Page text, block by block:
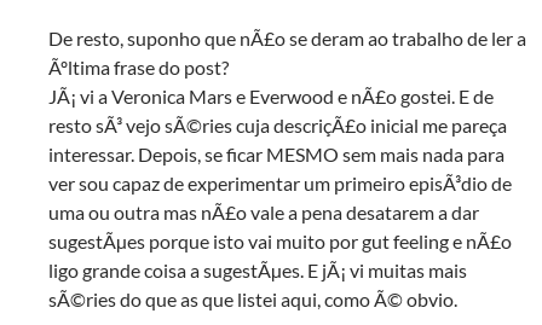
De resto, suponho que nÃ£o se deram ao trabalho de ler a
Ãºltima frase do post?
JÃ¡ vi a Veronica Mars e Everwood e nÃ£o gostei. E de
resto sÃ³ vejo sÃ©ries cuja descriçÃ£o inicial me pareça
interessar. Depois, se ficar MESMO sem mais nada para
ver sou capaz de experimentar um primeiro episÃ³dio de
uma ou outra mas nÃ£o vale a pena desatarem a dar
sugestÃµes porque isto vai muito por gut feeling e nÃ£o
ligo grande coisa a sugestÃµes. E jÃ¡ vi muitas mais
sÃ©ries do que as que listei aqui, como Ã© obvio.